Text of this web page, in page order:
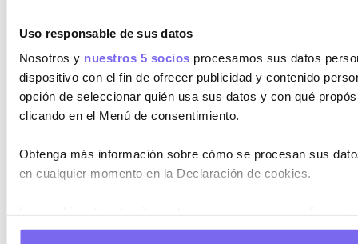
Uso responsable de sus datos
Nosotros y nuestros 5 socios procesamos sus datos
dispositivo con el fin de ofrecer publicidad y contenido
opción de seleccionar quién usa sus datos y con qué
clicando en el Menú de consentimiento.
Obtenga más información sobre cómo se procesan sus
en cualquier momento en la Declaración de cookies.
información sobre el uso que haga del sitio web con